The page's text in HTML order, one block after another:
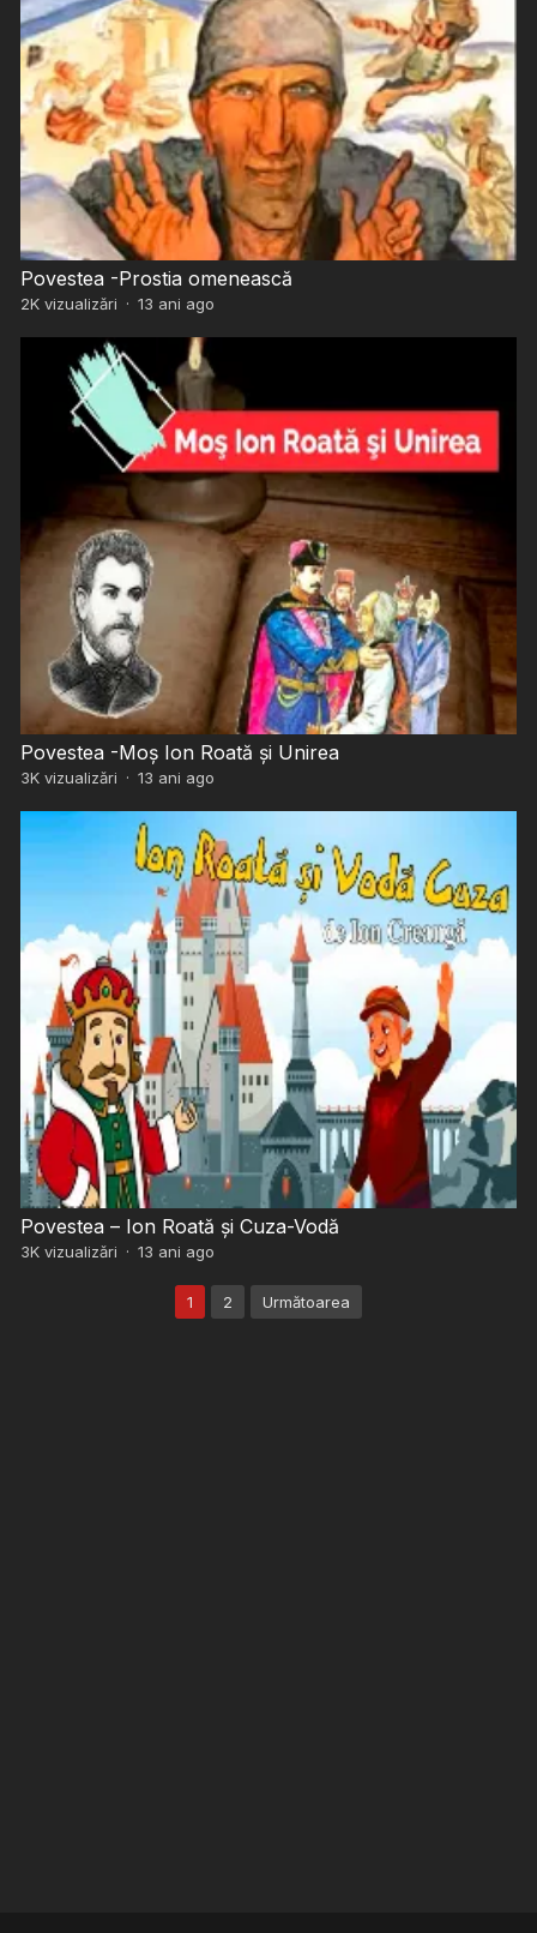
Povestea -Prostia omenească
2Kvizualizări · 13 ani ago
Povestea -Moş Ion Roată şi Unirea
3Kvizualizări · 13 ani ago
Povestea – Ion Roată şi Cuza-Vodă
3Kvizualizări · 13 ani ago
1 2 Următoarea